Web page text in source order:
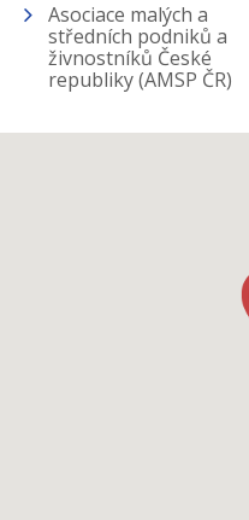
Asociace malých a
středních podniků a
živnostníků České
republiky (AMSP ČR)